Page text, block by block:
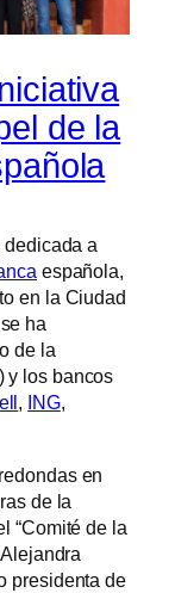
de la
a
española,
en la Ciudad
ha
de la
y los bancos
, ING,
en
de la
“Comité de la
presidenta de